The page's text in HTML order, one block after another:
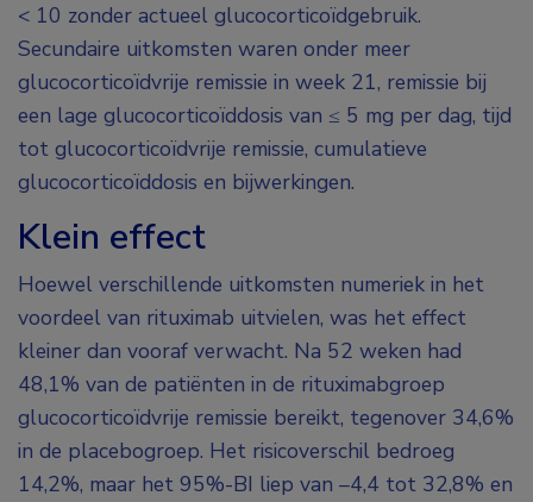
< 10 zonder actueel glucocorticoïdgebruik.
Secundaire uitkomsten waren onder meer
glucocorticoïdvrije remissie in week 21, remissie bij
een lage glucocorticoïddosis van ≤ 5 mg per dag, tijd
tot glucocorticoïdvrije remissie, cumulatieve
glucocorticoïddosis en bijwerkingen.
Klein effect
Hoewel verschillende uitkomsten numeriek in het
voordeel van rituximab uitvielen, was het effect
kleiner dan vooraf verwacht. Na 52 weken had
48,1% van de patiënten in de rituximabgroep
glucocorticoïdvrije remissie bereikt, tegenover 34,6%
in de placebogroep. Het risicoverschil bedroeg
14,2%, maar het 95%-BI liep van –4,4 tot 32,8% en